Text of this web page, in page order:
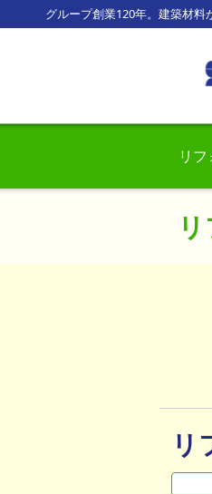
グループ創業120年。建築材
リ
水
玄
屋根
そ
リ